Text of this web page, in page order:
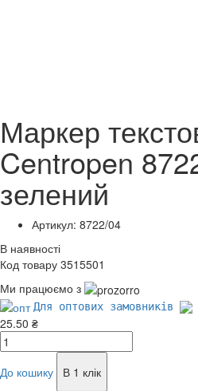
Маркер
Centropen
зелений
Артикул: 8722/04
В наявності
Код товару 3515501
Ми працюємо з
Для оптових замовників
25.50 ₴
До кошику
В 1 клік